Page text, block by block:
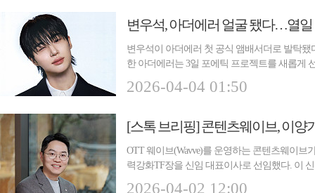
변우석, 아더에러 얼굴 됐다…열일
변우석이 아더에러 첫 공식 앰배서더로 발탁
한 아더에러는 3일 포에틱 프로젝트를 새롭게
2026-04-04 01:50
OTT 웨이브(Wavve)를 운영하는 콘텐츠웨이브
력강화TF장을 신임 대표이사로 선임했다. 이
2026-04-02 12:00